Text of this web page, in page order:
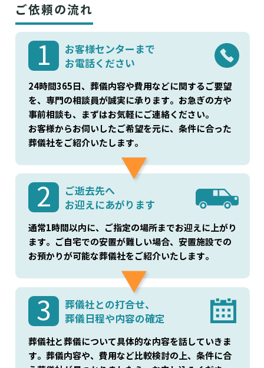
株式会社 天光社
感染症対策を行った葬儀を実施しています。
葬儀屋さんでご案内可能です。
ご依頼の流れ
1
お客様センターまで
お電話ください
24時間365日、葬儀内容や費用などに関するご要望
を、専門の相談員が誠実に承ります。お急ぎの方や
事前相談も、まずはお気軽にご連絡ください。
お客様からお伺いしたご希望を元に、条件に合った
葬儀社をご紹介いたします。
2
ご逝去先へ
お迎えにあがります
通常1時間以内に、ご指定の場所までお迎えに上がり
ます。ご自宅での安置が難しい場合、安置施設での
お預かりが可能な葬儀社をご紹介いたします。
3
葬儀社との打合せ、
葬儀日程や内容の確定
葬儀社と葬儀について具体的な内容を話していきま
す。葬儀内容や、費用など比較検討の上、条件に合